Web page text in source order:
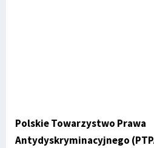
Polskie Towarzystwo Prawa
Antydyskryminacyjnego